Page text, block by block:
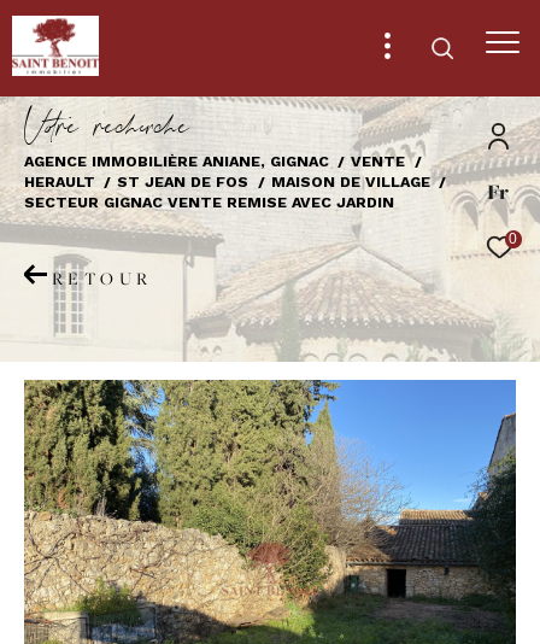
Fr
0
Vore recece
AGENCE IMMOBILIÈRE ANIANE, GIGNAC
VENTE
HERAULT
ST JEAN DE FOS
MAISON DE VILLAGE
SECTEUR GIGNAC VENTE REMISE AVEC JARDIN
RETOUR
Effectuer une recherche
et trouver le bien qui correspond à vos
critères
Type
Vente
Type
de
bien
Type de bien
Ville
Budget
Budget